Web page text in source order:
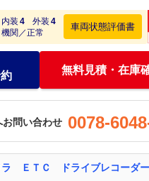
内装 4 外装 4
機関／正常
車両状態評価書
無料見積・在庫
お問い合わせ 0078-